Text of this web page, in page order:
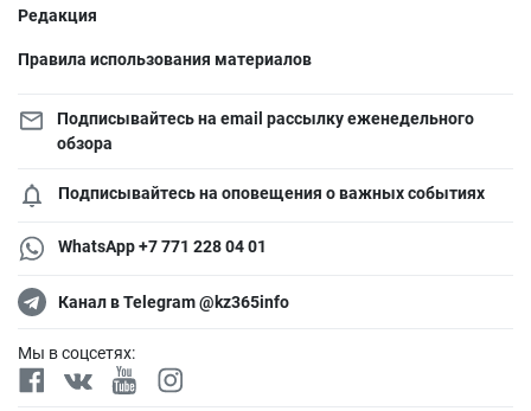
Редакция
Правила использования материалов
Подписывайтесь на email рассылку еженедельного
обзора
Подписывайтесь на оповещения о важных событиях
WhatsApp +7 771 228 04 01
Канал в Telegram @kz365info
Мы в соцсетях: